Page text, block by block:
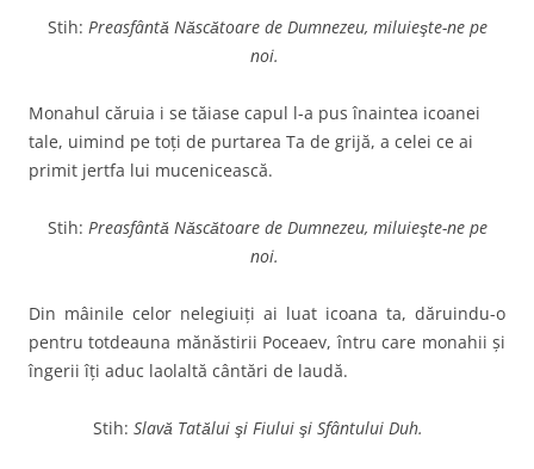
Stih: Preasfântă Născătoare de Dumnezeu, miluieşte-ne pe
noi.
Monahul căruia i se tăiase capul l-a pus înaintea icoanei
tale, uimind pe toţi de purtarea Ta de grijă, a celei ce ai
primit jertfa lui mucenicească.
Stih: Preasfântă Născătoare de Dumnezeu, miluieşte-ne pe
noi.
Din mâinile celor nelegiuiţi ai luat icoana ta, dăruindu-o
pentru totdeauna mănăstirii Poceaev, întru care monahii şi
îngerii îţi aduc laolaltă cântări de laudă.
Stih: Slavă Tatălui şi Fiului şi Sfântului Duh.